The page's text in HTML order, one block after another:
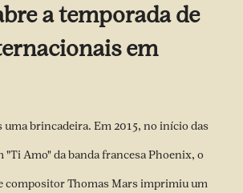
a temporada de
em
uma brincadeira. Em 2015, no início das
"Ti Amo" da banda francesa Phoenix, o
compositor Thomas Mars imprimiu um